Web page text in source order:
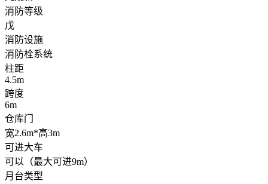
消防等级
戊
消防设施
消防栓系统
柱距
4.5m
跨度
6m
仓库门
宽2.6m*高3m
可进大车
可以（最大可进9m）
月台类型